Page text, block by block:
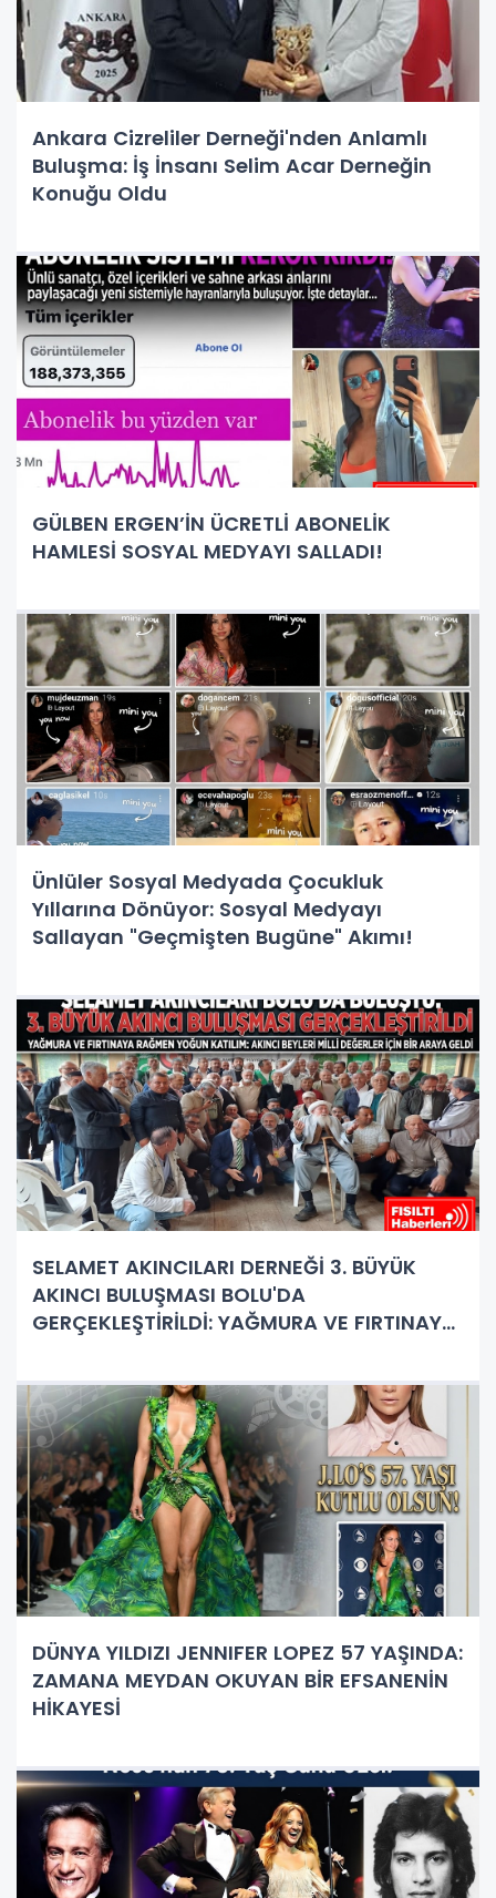
Ankara Cizreliler Derneği'nden Anlamlı
Buluşma: İş İnsanı Selim Acar Derneğin
Konuğu Oldu
GÜLBEN ERGEN’İN ÜCRETLİ ABONELİK
HAMLESİ SOSYAL MEDYAYI SALLADI!
Ünlüler Sosyal Medyada Çocukluk
Yıllarına Dönüyor: Sosyal Medyayı
Sallayan "Geçmişten Bugüne" Akımı!
SELAMET AKINCILARI DERNEĞİ 3. BÜYÜK
AKINCI BULUŞMASI BOLU'DA
GERÇEKLEŞTİRİLDİ: YAĞMURA VE FIRTINAYA
DÜNYA YILDIZI JENNIFER LOPEZ 57 YAŞINDA:
ZAMANA MEYDAN OKUYAN BİR EFSANENİN
HİKAYESİ